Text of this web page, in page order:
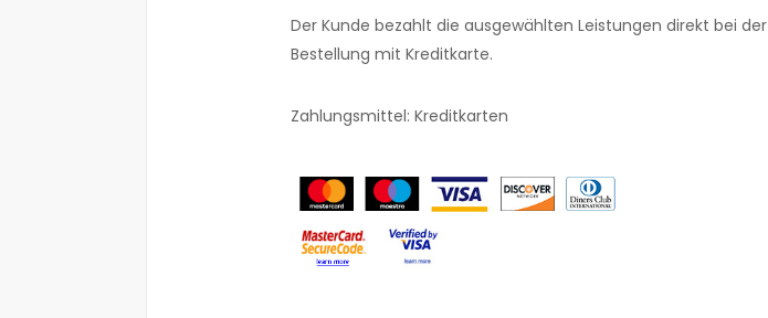
Der Kunde bezahlt die ausgewählten Leistungen direkt bei der
Bestellung mit Kreditkarte.
Zahlungsmittel: Kreditkarten